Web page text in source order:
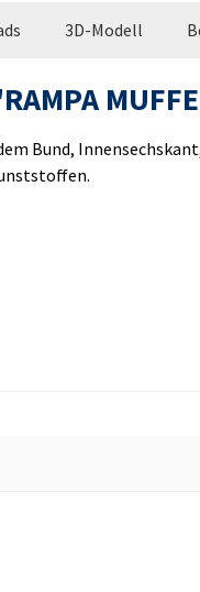
3D-Modell
Bund,